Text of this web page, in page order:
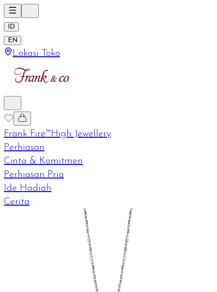
ID
EN
Lokasi Toko
Frank Fire™High Jewellery
Perhiasan
Cinta & Komitmen
Perhiasan Pria
Ide Hadiah
Cerita